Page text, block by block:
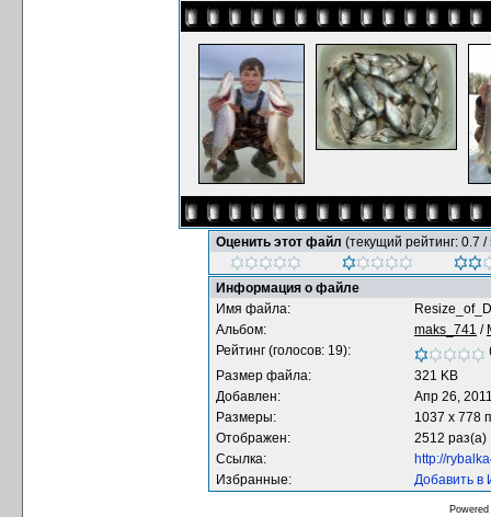
Оценить этот файл (текущий рейтинг: 0.7 /
Информация о файле
Имя файла:
Альбом:
maks_741 /
Рейтинг (голосов: 19):
Размер файла:
321 KB
Добавлен:
Апр 26,
Размеры:
1037 x 778
Отображен:
2512 раз(а)
Ссылка:
http://
Избранные:
Добавить в